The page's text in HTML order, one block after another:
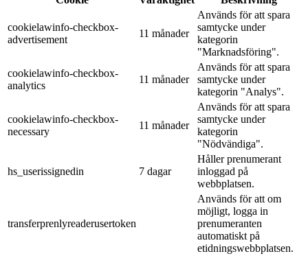
cookielawinfo-checkbox-
advertisement
11 månader
Används för att spara
samtycke under
kategorin
"Marknadsföring".
cookielawinfo-checkbox-
analytics
11 månader
Används för att spara
samtycke under
kategorin "Analys".
cookielawinfo-checkbox-
necessary
11 månader
Används för att spara
samtycke under
kategorin
"Nödvändiga".
hs_userissignedin 7 dagar
Håller prenumerant
inloggad på
webbplatsen.
transferprenlyreaderusertoken
Används för att om
möjligt, logga in
prenumeranten
automatiskt på
etidningswebbplatsen.